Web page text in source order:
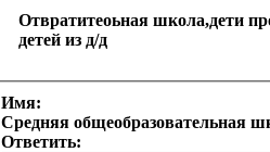
Отвратитеоьная школа,дети
детей из д/д
Имя:
Средняя общеобразовательная
Ответить: